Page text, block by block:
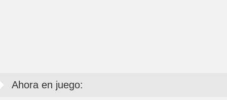
Ahora en juego: